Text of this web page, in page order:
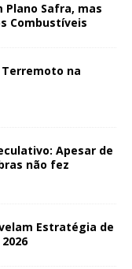
Plano Safra, mas
Combustíveis
na
Apesar de
não fez
Estratégia de